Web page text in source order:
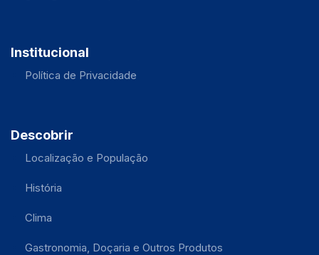
Institucional
Política de Privacidade
Descobrir
Localização e População
História
Clima
Gastronomia, Doçaria e Outros Produtos